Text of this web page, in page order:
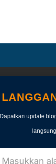
Dapatkan update